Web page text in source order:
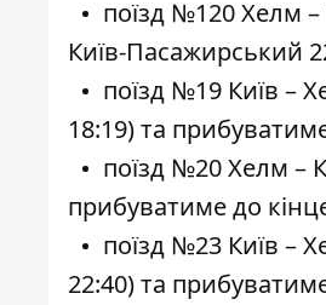
поїзд №120 Хелм –
Київ-Пасажирський
поїзд №19 Київ –
18:19) та
поїзд №20 Хелм –
прибуватиме до
поїзд №23 Київ –
22:40) та